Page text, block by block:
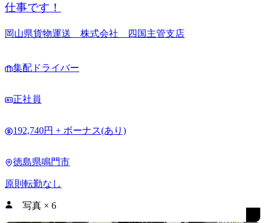
仕事です！
岡山県貨物運送 株式会社 四国主管支店
集配ドライバー
正社員
192,740円 + ボーナス(あり)
徳島県鳴門市
原則転勤なし
写真 × 6